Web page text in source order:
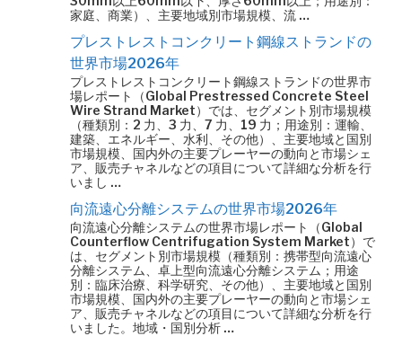
家庭、商業）、主要地域別市場規模、流 …
プレストレストコンクリート鋼線ストランドの
世界市場2026年
プレストレストコンクリート鋼線ストランドの世界市
場レポート（Global Prestressed Concrete Steel
Wire Strand Market）では、セグメント別市場規模
（種類別：2 力、3 力、7 力、19 力；用途別：運輸、
建築、エネルギー、水利、その他）、主要地域と国別
市場規模、国内外の主要プレーヤーの動向と市場シェ
ア、販売チャネルなどの項目について詳細な分析を行
いまし …
向流遠心分離システムの世界市場2026年
向流遠心分離システムの世界市場レポート（Global
Counterflow Centrifugation System Market）で
は、セグメント別市場規模（種類別：携帯型向流遠心
分離システム、卓上型向流遠心分離システム；用途
別：臨床治療、科学研究、その他）、主要地域と国別
市場規模、国内外の主要プレーヤーの動向と市場シェ
ア、販売チャネルなどの項目について詳細な分析を行
いました。地域・国別分析 …